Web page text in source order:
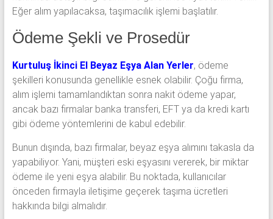
Eğer alım yapılacaksa, taşımacılık işlemi başlatılır.
Ödeme Şekli ve Prosedür
Kurtuluş İkinci El Beyaz Eşya Alan Yerler, ödeme
şekilleri konusunda genellikle esnek olabilir. Çoğu firma,
alım işlemi tamamlandıktan sonra nakit ödeme yapar,
ancak bazı firmalar banka transferi, EFT ya da kredi kartı
gibi ödeme yöntemlerini de kabul edebilir.
Bunun dışında, bazı firmalar, beyaz eşya alımını takasla da
yapabiliyor. Yani, müşteri eski eşyasını vererek, bir miktar
ödeme ile yeni eşya alabilir. Bu noktada, kullanıcılar
önceden firmayla iletişime geçerek taşıma ücretleri
hakkında bilgi almalıdır.